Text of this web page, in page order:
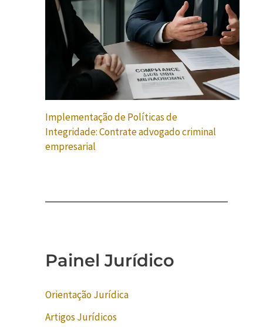
Implementação de Políticas de
Integridade: Contrate advogado criminal
empresarial
Painel Jurídico
Orientação Jurídica
Artigos Jurídicos